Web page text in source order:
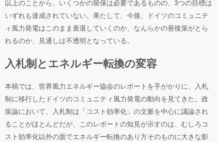
以上のことから、いくつかの留保は必要であるものの、3つの目標は
いずれも達成されていない。果たして、今後、ドイツのコミュニテ
ィ風力発電はこのまま衰退していくのか、なんらかの善後策がとら
れるのか、見通しは不透明となっている。
入札制とエネルギー転換の変容
本稿では、世界風力エネルギー協会のレポートを手がかりに、入札
制に移行したドイツのコミュニティ風力発電の動向を見てきた。政
策論において、入札制は「コスト効率化」の文脈を中心に議論され
ることがほとんどだが、このレポートの知見が示すのは、むしろコ
スト効率化以外の面でエネルギー転換のあり方そのものに大きな影